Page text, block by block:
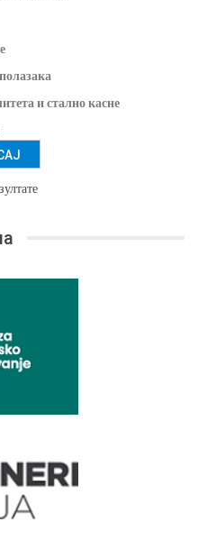
и стално касне